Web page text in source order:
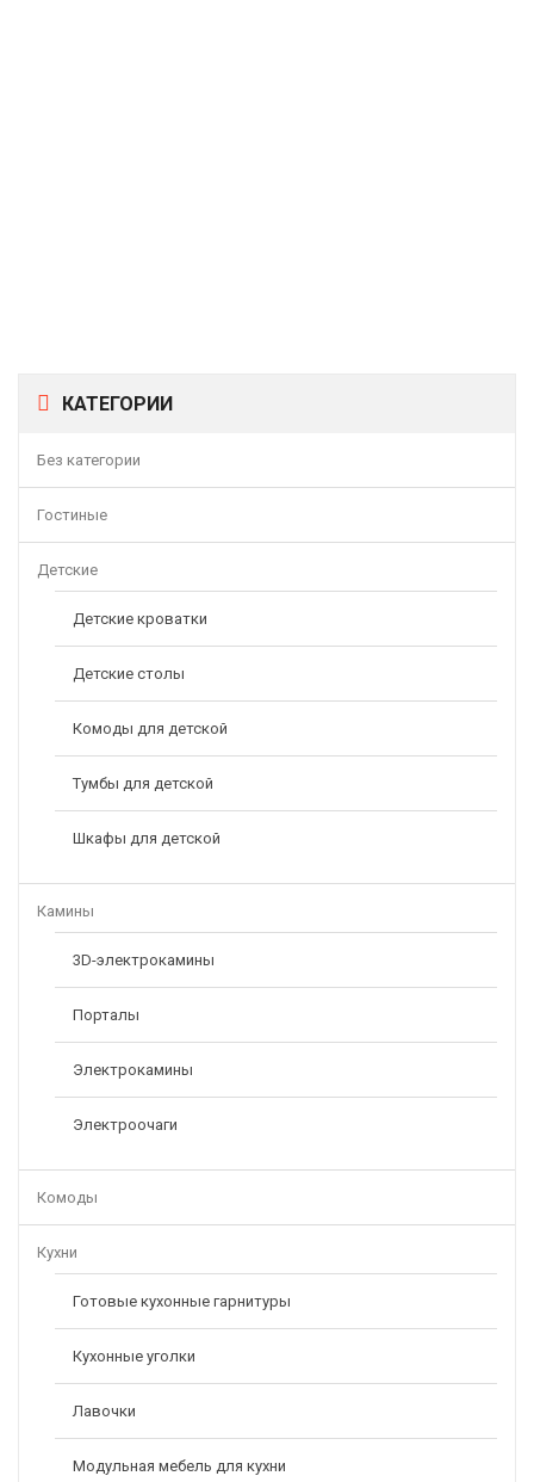
КАТЕГОРИИ
Без категории
Гостиные
Детские
Детские кроватки
Детские столы
Комоды для детской
Тумбы для детской
Шкафы для детской
Камины
3D-электрокамины
Порталы
Электрокамины
Электроочаги
Комоды
Кухни
Готовые кухонные гарнитуры
Кухонные уголки
Лавочки
Модульная мебель для кухни